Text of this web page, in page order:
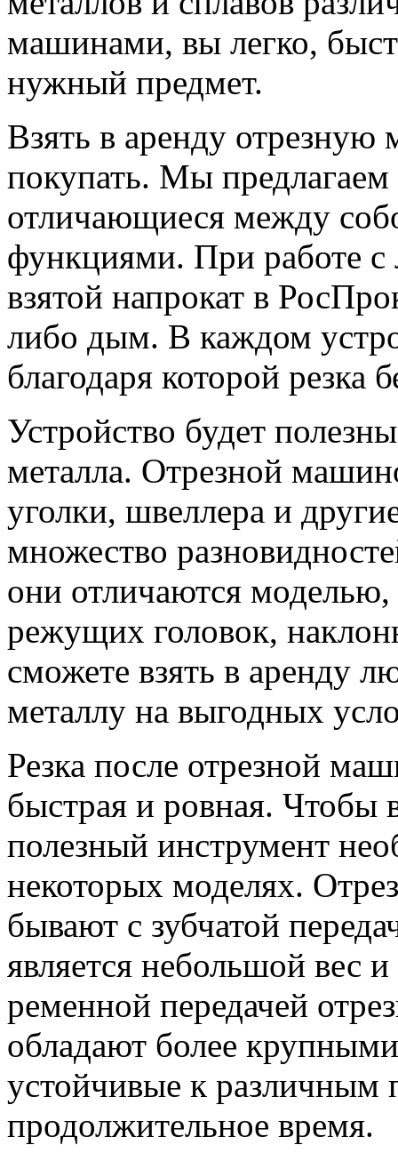
машинами, вы легко,
нужный предмет.
Взять в аренду
покупать. Мы
отличающиеся между
функциями. При работе
взятой напрокат в
либо дым. В каждом
благодаря которой резка
Устройство будет
металла. Отрезной
уголки, швеллера и
множество
они отличаются
режущих головок,
сможете взять в аренду
металлу на выгодных
Резка после отрезной
быстрая и ровная. Чтобы
полезный инструмент
некоторых моделях.
бывают с зубчатой
является небольшой вес
ременной передачей
обладают более
устойчивые к различным
продолжительное время.